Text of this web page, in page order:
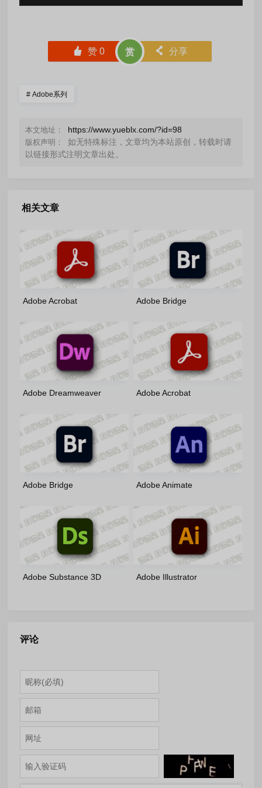
󰄼 赞0 赏 󰄯 分享
# Adobe系列
本文地址： https://www.yueblx.com/?id=98
版权声明：
如无特殊标注，文章均为本站原创，转载时请
以链接形式注明文章出处。
相关文章
Adobe Acrobat
m0nkrus 多语言版
Adobe Bridge
言版
Adobe Dreamweaver
多语言版
Adobe Acrobat
by7997 绿色便携版
Adobe Bridge
by7997 多语言轻量便携版
Adobe Animate
多语言版
Adobe Substance 3D
Adobe Illustrator
评论